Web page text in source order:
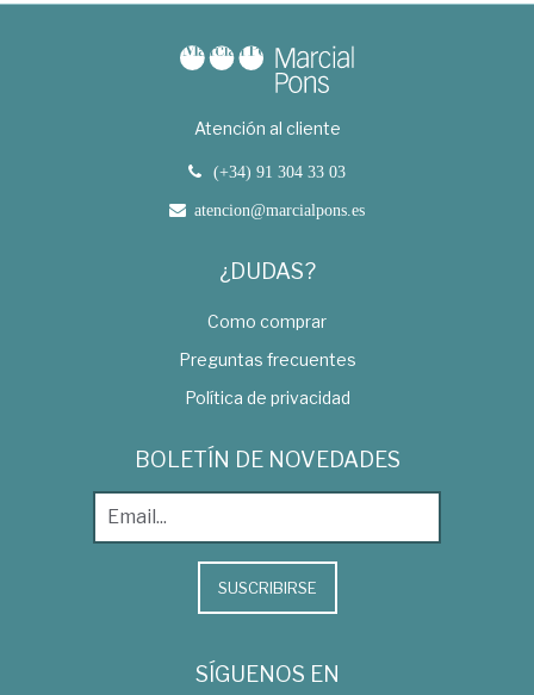
Atención al cliente
(+34) 91 304 33 03
atencion@marcialpons.es
¿DUDAS?
Como comprar
Preguntas frecuentes
Política de privacidad
BOLETÍN DE NOVEDADES
SUSCRIBIRSE
SÍGUENOS EN